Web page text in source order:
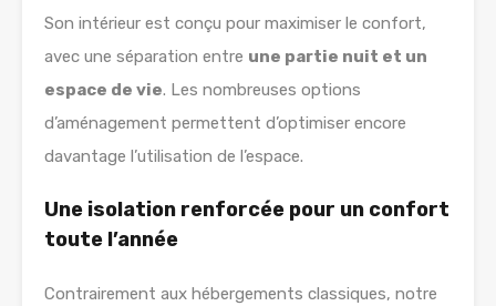
Son intérieur est conçu pour maximiser le confort,
avec une séparation entre une partie nuit et un
espace de vie. Les nombreuses options
d’aménagement permettent d’optimiser encore
davantage l’utilisation de l’espace.
Une isolation renforcée pour un confort
toute l’année
Contrairement aux hébergements classiques, notre